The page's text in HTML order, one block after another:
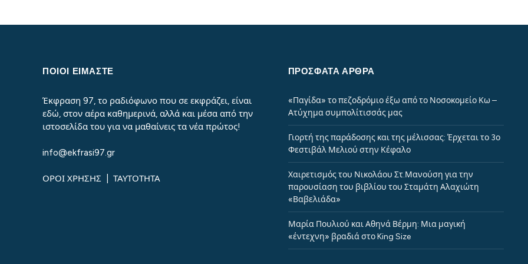
ΠΟΙΟΙ ΕΙΜΑΣΤΕ
Έκφραση 97, το ραδιόφωνο που σε εκφράζει, είναι
εδώ, στον αέρα καθημερινά, αλλά και μέσα από την
ιστοσελίδα του για να μαθαίνεις τα νέα πρώτος!
info@ekfrasi97.gr
ΟΡΟΙ ΧΡΗΣΗΣ ΤΑΥΤΟΤΗΤΑ
ΠΡΌΣΦΑΤΑ ΆΡΘΡΑ
«Παγίδα» το πεζοδρόμιο έξω από το Νοσοκομείο Κω –
Ατύχημα συμπολίτισσάς μας
Γιορτή της παράδοσης και της μέλισσας: Έρχεται το 3ο
Φεστιβάλ Μελιού στην Κέφαλο
Χαιρετισμός του Νικολάου Στ.Μανούση για την
παρουσίαση του βιβλίου του Σταμάτη Αλαχιώτη
«Βαβελιάδα»
Μαρία Πουλιού και Αθηνά Βέρμη: Μια μαγική
«έντεχνη» βραδιά στο King Size